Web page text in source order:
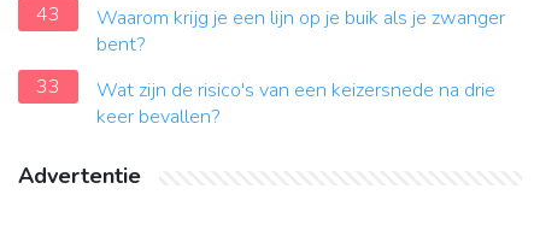
43
Waarom krijg je een lijn op je buik als je zwanger
bent?
33
Wat zijn de risico's van een keizersnede na drie
keer bevallen?
Advertentie